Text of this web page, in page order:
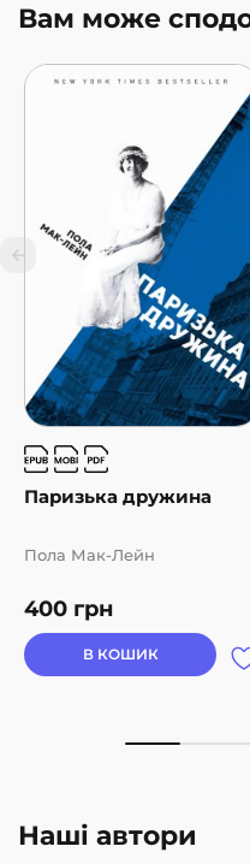
Вам може
Паризька дружина
400 грн
Пола Мак-Лейн
В КОШИК
Наші автори